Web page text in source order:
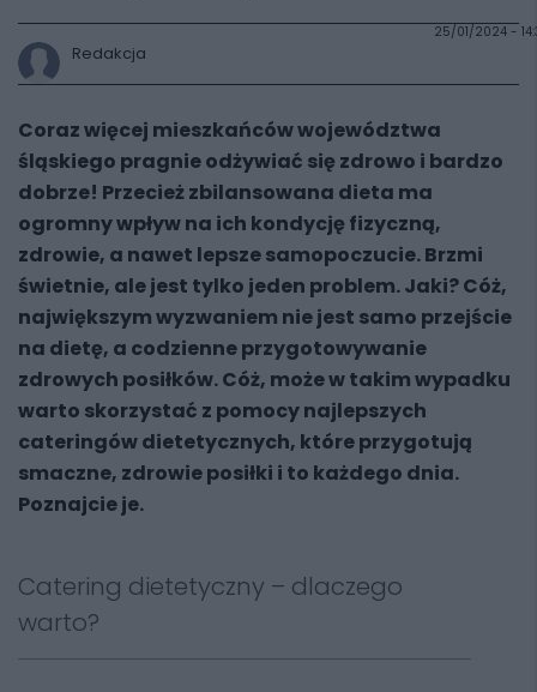
Redakcja
25/01/2024 -
Coraz więcej mieszkańców województwa
śląskiego pragnie odżywiać się zdrowo i bardzo
dobrze! Przecież zbilansowana dieta ma
ogromny wpływ na ich kondycję fizyczną,
zdrowie, a nawet lepsze samopoczucie. Brzmi
świetnie, ale jest tylko jeden problem. Jaki? Cóż,
największym wyzwaniem nie jest samo przejście
na dietę, a codzienne przygotowywanie
zdrowych posiłków. Cóż, może w takim wypadku
warto skorzystać z pomocy najlepszych
cateringów dietetycznych, które przygotują
smaczne, zdrowie posiłki i to każdego dnia.
Poznajcie je.
Catering dietetyczny – dlaczego
warto?